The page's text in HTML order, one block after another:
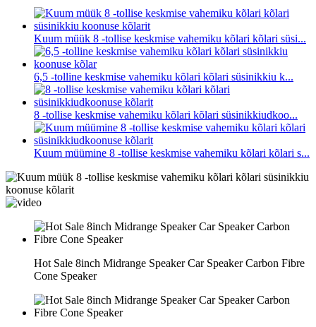
Kuum müük 8 -tollise keskmise vahemiku kõlari kõlari süsi...
6,5 -tolline keskmise vahemiku kõlari kõlari süsinikkiu k...
8 -tollise keskmise vahemiku kõlari kõlari süsinikkiudkoo...
Kuum müümine 8 -tollise keskmise vahemiku kõlari kõlari s...
Hot Sale 8inch Midrange Speaker Car Speaker Carbon Fibre
Cone Speaker